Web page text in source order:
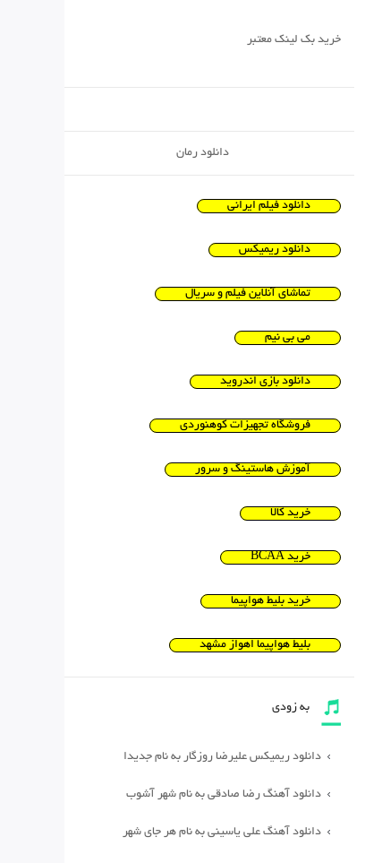
خرید بک لینک معتبر
دانلود رمان
دانلود فیلم ایرانی
دانلود ریمیکس
تماشای آنلاین فیلم و سریال
می بی نیم
دانلود بازی اندروید
فروشگاه تجهیزات کوهنوردی
آموزش هاستینگ و سرور
خرید کالا
خرید BCAA
خرید بلیط هواپیما
بلیط هواپیما اهواز مشهد
به زودی
دانلود ریمیکس علیرضا روزگار به نام جدیدا
دانلود آهنگ رضا صادقی به نام شهر آشوب
دانلود آهنگ علی یاسینی به نام هر جای شهر